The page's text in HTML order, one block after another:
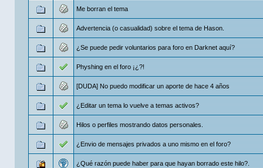
Me borran el tema
Advertencia (o casualidad) sobre el tema de Hason.
¿Se puede pedir voluntarios para foro en Darknet aquí?
Physhing en el foro ¡¿?!
[DUDA] No puedo modificar un aporte de hace 4 años
¿Editar un tema lo vuelve a temas activos?
Hilos o perfiles mostrando datos personales.
¿Envio de mensajes privados a uno mismo en el foro?
¿Qué razón puede haber para que hayan borrado este hilo?.